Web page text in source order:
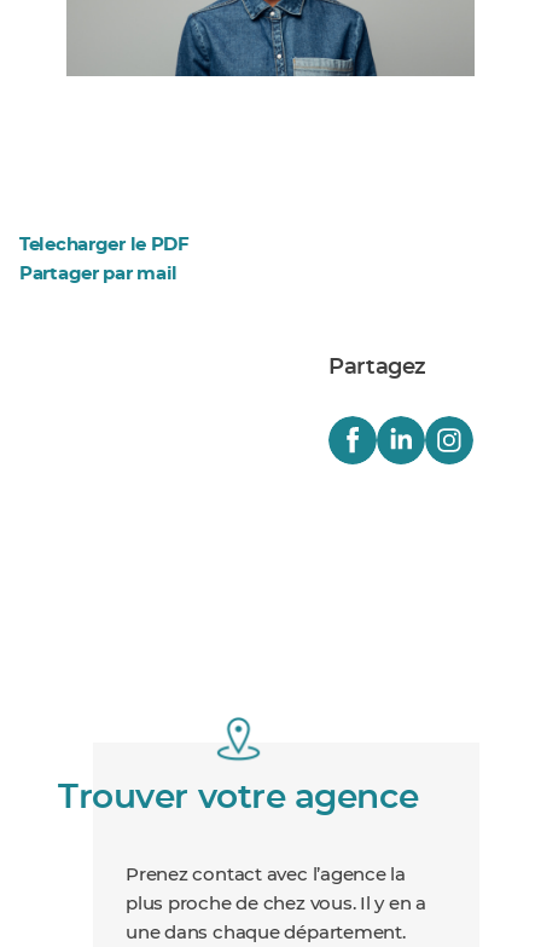
Telecharger le PDF
Partager par mail
Partagez
Trouver votre agence
Prenez contact avec l’agence la
plus proche de chez vous. Il y en a
une dans chaque département.